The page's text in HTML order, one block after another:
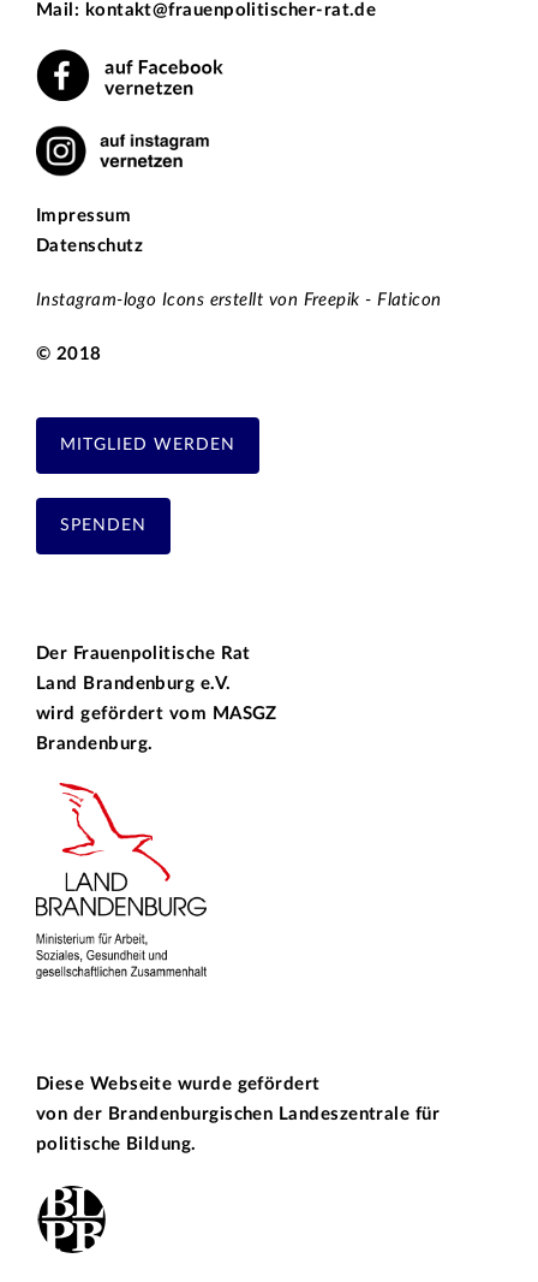
Mail: kontakt@frauenpolitischer-rat.de
Impressum
Datenschutz
Instagram-logo Icons erstellt von Freepik - Flaticon
© 2018
MITGLIED WERDEN
SPENDEN
Der Frauenpolitische Rat
Land Brandenburg e.V.
wird gefördert vom MASGZ
Brandenburg.
Diese Webseite wurde gefördert
von der Brandenburgischen Landeszentrale für
politische Bildung.